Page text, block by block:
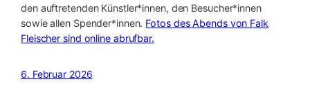
den auftretenden Künstler*innen, den Besucher*innen
sowie allen Spender*innen. Fotos des Abends von Falk
Fleischer sind online abrufbar.
6. Februar 2026